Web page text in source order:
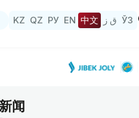
KZ QZ РУ EN 中文 ق ز ЎЗ
闻